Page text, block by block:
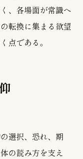
、各場面が常識へ
転換に集まる欲望
点である。
選択、恐れ、期
の読み方を支え